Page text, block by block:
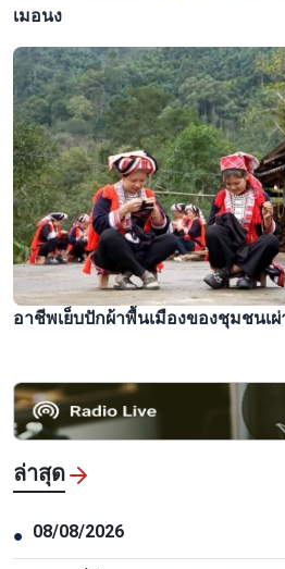
เมอนง
อาชีพเย็บปักผ้าพื้นเมืองของชุมชนเผ่
ล่าสุด
● 08/08/2026